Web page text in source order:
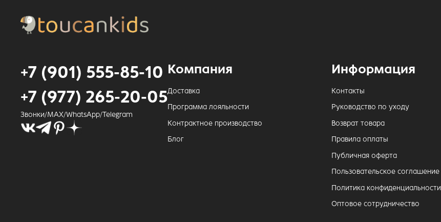
+7 (901) 555-85-10
+7 (977) 265-20-05
Звонки/MAX/WhatsApp/Telegram
Компания
Доставка
Программа лояльности
Контрактное производство
Блог
Информация
Контакты
Руководство по уходу
Возврат товара
Правила оплаты
Публичная оферта
Пользовательское соглашение
Политика конфиденциальности
Оптовое сотрудничество